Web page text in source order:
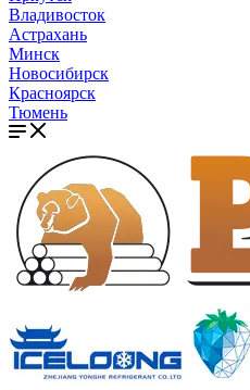
Владивосток
Астрахань
Минск
Новосибирск
Красноярск
Тюмень